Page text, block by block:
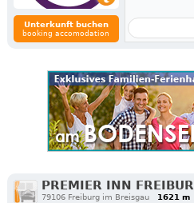
Unterkunft buchen
booking accomodation
PREMIER INN
79106 Freiburg im Breisgau 1621 m